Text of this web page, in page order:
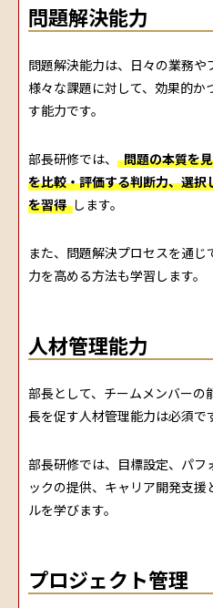
問題解決能力
問題解決能力は、日々の業務や
様々な課題に対して、効果的か
す能力です。
部長研修では、
問題の本質を
を比較・評価する判断力、選
を習得 します。
また、問題解決プロセスを通
力を高める方法も学習します。
人材管理能力
部長として、チームメンバー
長を促す人材管理能力は必須で
部長研修では、目標設定、パ
ックの提供、キャリア開発支
ルを学びます。
プロジェクト管理